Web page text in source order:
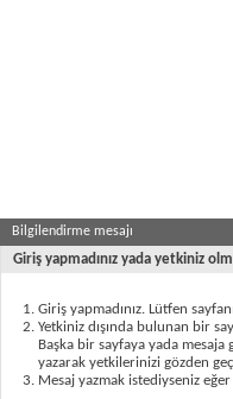
Bilgilendirme mesajı
Giriş yapmadınız yada yetkiniz
Giriş yapmadınız. Lütfen
Yetkiniz dışında bulunan bir
Başka bir sayfaya yada
yazarak yetkilerinizi gözden
Mesaj yazmak istediyseniz